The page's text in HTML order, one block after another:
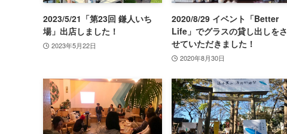
2023/5/21「第23回 鎌人いち
場」出店しました！
2023年5月22日
2020/8/29 イベント「Better
Life」でグラスの貸し出しをさ
せていただきました！
2020年8月30日